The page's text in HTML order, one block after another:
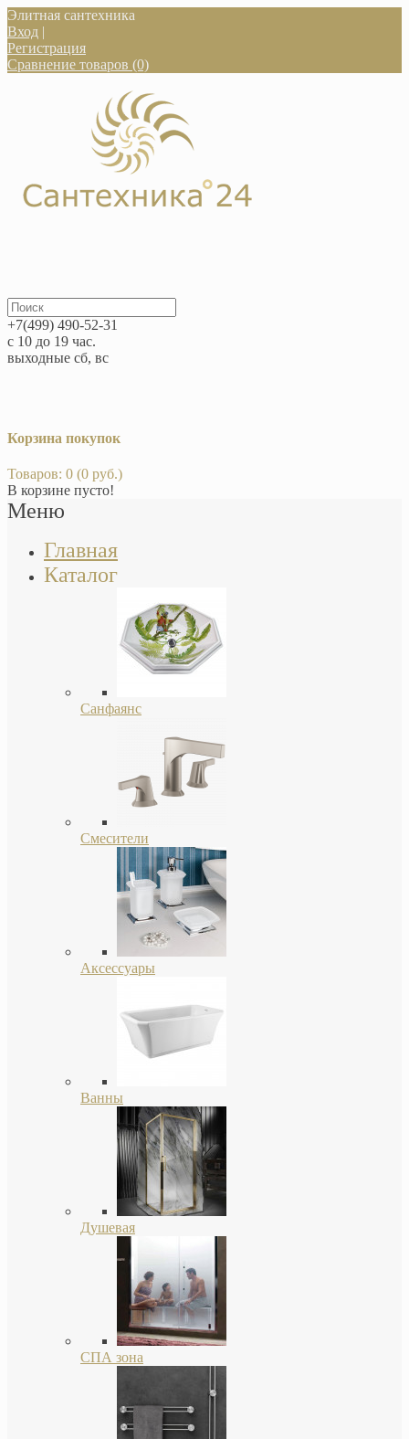
Элитная сантехника
Вход |
Регистрация
Сравнение товаров (0)
+7(499) 490-52-31
с 10 до 19 час.
выходные сб, вс
Корзина покупок
Товаров: 0 (0 руб.)
В корзине пусто!
Меню
Главная
Каталог
Санфаянс
Смесители
Аксессуары
Ванны
Душевая
СПА зона